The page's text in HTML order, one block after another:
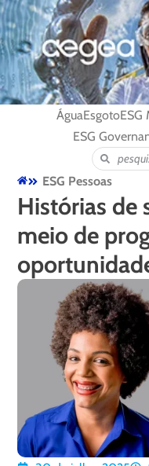
ÁguaEsgotoESG
ESG
ESG Pessoas
Histórias de
meio de